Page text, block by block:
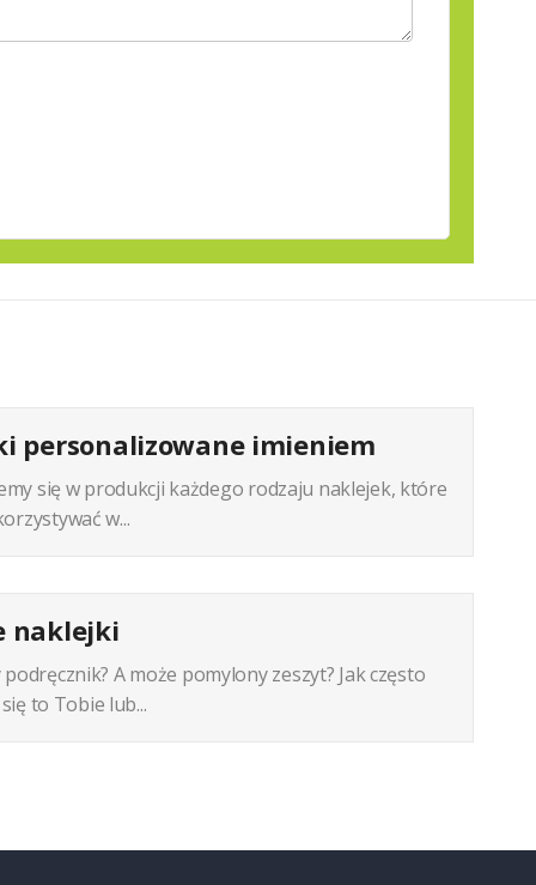
personalizowane imieniem
się w produkcji każdego rodzaju naklejek, które
w...
naklejki
A może pomylony zeszyt? Jak często
to Tobie lub...